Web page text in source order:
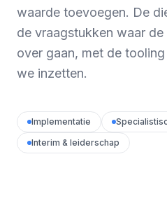
waarde toevoegen. De
de vraagstukken waar
over gaan, met de
we inzetten.
Implementatie
Interim & leiderschap